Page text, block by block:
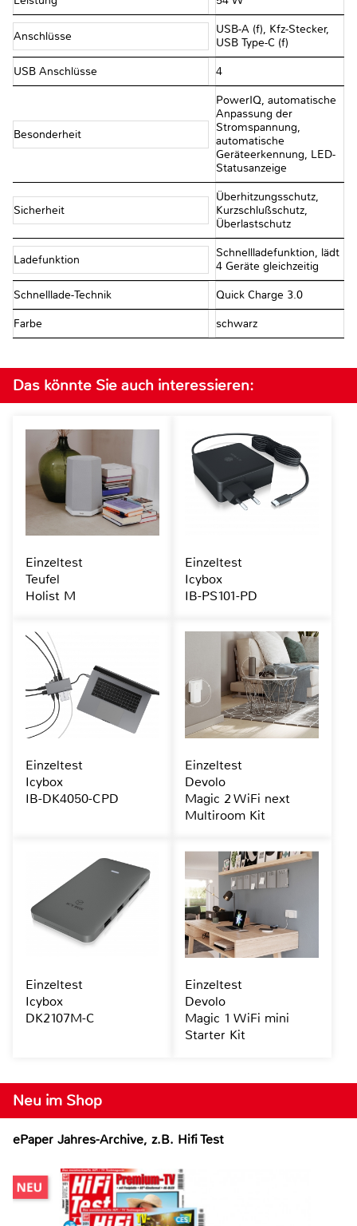
Anschlüsse
USB-A (f), Kfz-Stecker,
USB Type-C (f)
USB Anschlüsse 4
Besonderheit
PowerIQ, automatische
Anpassung der
Stromspannung,
automatische
Geräteerkennung, LED-
Statusanzeige
Sicherheit
Überhitzungsschutz,
Kurzschlußschutz,
Überlastschutz
Ladefunktion
Schnellladefunktion, lädt
4 Geräte gleichzeitig
Schnelllade-Technik Quick Charge 3.0
Farbe schwarz
Neu im Shop
ePaper Jahres-Archive, z.B. Hifi Test
Das könnte Sie auch interessieren:
Einzeltest
Teufel
Holist M
Einzeltest
Icybox
IB-PS101-PD
Einzeltest
Icybox
IB-DK4050-CPD
Einzeltest
Devolo
Magic 2 WiFi next
Multiroom Kit
Einzeltest
Icybox
DK2107M-C
Einzeltest
Devolo
Magic 1 WiFi mini
Starter Kit